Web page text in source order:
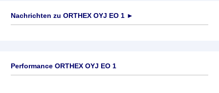
Nachrichten zu ORTHEX OYJ EO 1 ►
Performance ORTHEX OYJ EO 1